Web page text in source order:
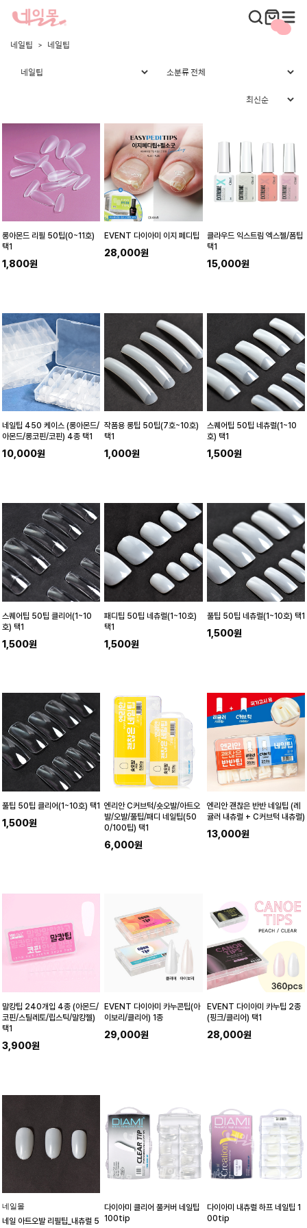
네일팁 네일팁
롱아몬드 리필 50팁(0~11호)
택1
1,800원
EVENT 다이아미 이지 페디팁
28,000원
클라우드 익스트림 엑스젤/폼팁
택1
15,000원
네일팁 450 케이스 (롱아몬드/
아몬드/롱코핀/코핀) 4종 택1
10,000원
작품용 롱팁 50팁(7호~10호)
택1
1,000원
스퀘어팁 50팁 네츄럴(1~10
호) 택1
1,500원
스퀘어팁 50팁 클리어(1~10
호) 택1
1,500원
패디팁 50팁 네츄럴(1~10호)
택1
1,500원
풀팁 50팁 네츄럴(1~10호) 택1
1,500원
풀팁 50팁 클리어(1~10호) 택1
1,500원
엔리안 C커브턱/숏오발/아트오
발/오발/풀팁/패디 네일팁(50
0/100팁) 택1
6,000원
엔리안 괜찮은 반반 네일팁 (레
귤러 내츄럴 + C커브턱 내츄럴)
13,000원
말캉팁 240개입 4종 (아몬드/
코핀/스틸레토/립스틱/말캉젤)
택1
3,900원
EVENT 다이아미 카누콘팁(아
이보리/클리어) 1종
29,000원
EVENT 다이아미 카누팁 2종
(핑크/클리어) 택1
28,000원
네일몰
네일 아트오발 리필팁_내츄럴 5
다이아미 클리어 풀커버 네일팁
100tip
다이아미 내츄럴 하프 네일팁 1
00tip